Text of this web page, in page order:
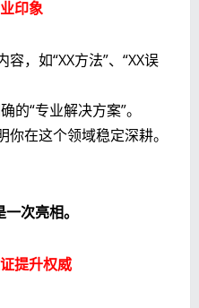
印象
，如“XX方法”、“XX误
“专业解决方案”。
在这个领域稳定深耕。
次亮相。
提升权威